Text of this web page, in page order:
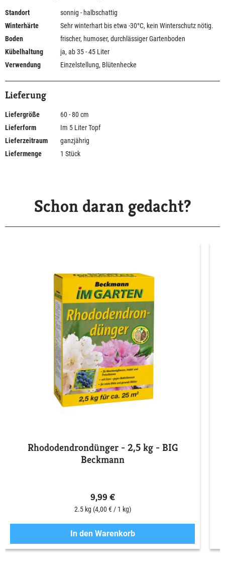
Standort
sonnig - halbschattig
Winterhärte
Sehr winterhart bis etwa -30°C, kein Winterschutz nötig.
Boden
frischer, humoser, durchlässiger Gartenboden
Kübelhaltung
ja, ab 35 - 45 Liter
Verwendung
Einzelstellung, Blütenhecke
Lieferung
Liefergröße
60 - 80 cm
Lieferform
Im 5 Liter Topf
Lieferzeitraum
ganzjährig
Liefermenge
1 Stück
Schon daran gedacht?
Rhododendrondünger - 2,5 kg - BIG
Beckmann
9,99 €
2.5 kg (4,00 € / 1 kg)
In den Warenkorb